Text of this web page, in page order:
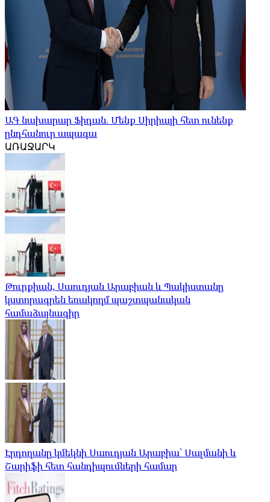
ԱԳ նախարար Ֆիդան. Մենք Սիրիայի հետ ունենք
ընդհանուր ապագա
ԱՌԱՋԱՐԿ
Թուրքիան, Սաուդյան Արաբիան և Պակիստանը
կստորագրեն եռակողմ պաշտպանական
համաձայնագիր
Էրդողանը կմեկնի Սաուդյան Արաբիա՝ Սալմանի և
Շարիֆի հետ հանդիպումների համար